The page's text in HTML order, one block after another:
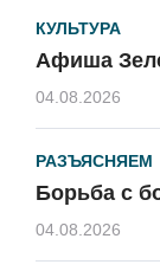
КУЛЬТУРА
Афиша
04.08.2026
РАЗЪЯСНЯЕМ
Борьба с
04.08.2026